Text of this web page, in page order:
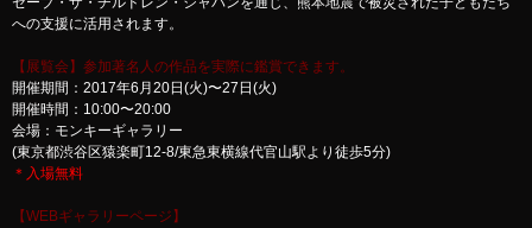
への支援に活用されます。
【展覧会】参加著名人の作品を実際に鑑賞できます。
開催期間：2017年6月20日(火)〜27日(火)
開催時間：10:00〜20:00
会場：モンキーギャラリー
(東京都渋谷区猿楽町12-8/東急東横線代官山駅より徒歩5分)
＊入場無料
【WEBギャラリーページ】